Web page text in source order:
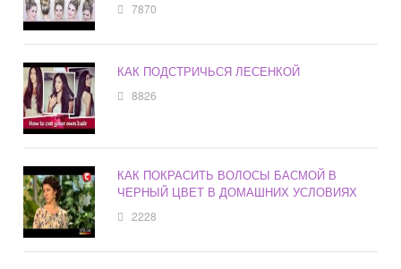
7870
КАК ПОДСТРИЧЬСЯ ЛЕСЕНКОЙ
8826
КАК ПОКРАСИТЬ ВОЛОСЫ БАСМОЙ В
ЧЕРНЫЙ ЦВЕТ В ДОМАШНИХ УСЛОВИЯХ
2228